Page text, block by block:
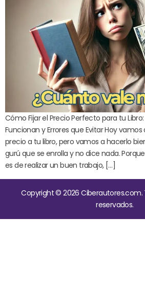
Cómo Fijar el Precio Perfecto para tu
Funcionan y Errores que Evitar Hoy
precio a tu libro, pero vamos a hacerlo
gurú que se enrolla y no dice nada.
es de realizar un buen trabajo, […]
Copyright © 2026 Ciberautores.com.
reservados.